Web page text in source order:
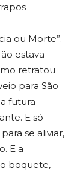
ou Morte”.
estava
retratou
para São
futura
E só
se aliviar,
E a
boquete,